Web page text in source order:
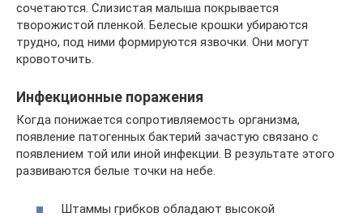
сочетаются. Слизистая малыша покрывается
творожистой пленкой. Белесые крошки убираются
трудно, под ними формируются язвочки. Они могут
кровоточить.
Инфекционные поражения
Когда понижается сопротивляемость организма,
появление патогенных бактерий зачастую связано с
появлением той или иной инфекции. В результате этого
развиваются белые точки на небе.
Штаммы грибков обладают высокой